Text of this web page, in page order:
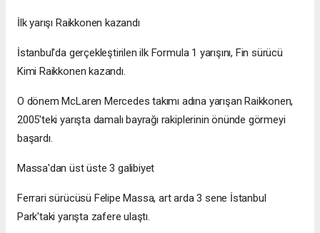
İlk yarışı Raikkonen kazandı
İstanbul'da gerçekleştirilen ilk Formula 1 yarışını, Fin sürücü
Kimi Raikkonen kazandı.
O dönem McLaren Mercedes takımı adına yarışan Raikkonen,
2005'teki yarışta damalı bayrağı rakiplerinin önünde görmeyi
başardı.
Massa'dan üst üste 3 galibiyet
Ferrari sürücüsü Felipe Massa, art arda 3 sene İstanbul
Park'taki yarışta zafere ulaştı.